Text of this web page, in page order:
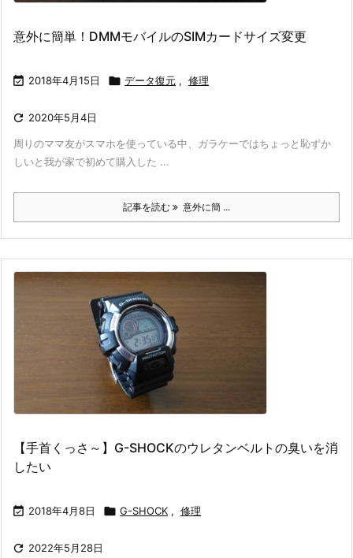
意外に簡単！DMMモバイルのSIMカードサイズ変更
 2018年4月15日  データ復元 , 修理
 2020年5月4日
周りのママ友がスマホを使っている中、ガラケーではちょっと恥ずか
しいと我が家で初めて購入した ...
記事を読む 意外に簡 ...
【手首くっさ～】G-SHOCKのウレタンベルトの臭いを消
したい
 2018年4月8日  G-SHOCK , 修理
 2022年5月28日